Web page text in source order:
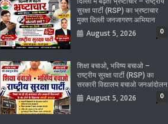
सुरक्षा पार्टी (RSP) का भ्रष्टाचार
मुक्त दिल्ली जनजागरण अभियान
August 5, 2026 0
शिक्षा बचाओ, भविष्य बचाओ –
राष्ट्रीय सुरक्षा पार्टी (RSP) का
सरकारी विद्यालय बचाओ जनआंदोलन
August 5, 2026 0